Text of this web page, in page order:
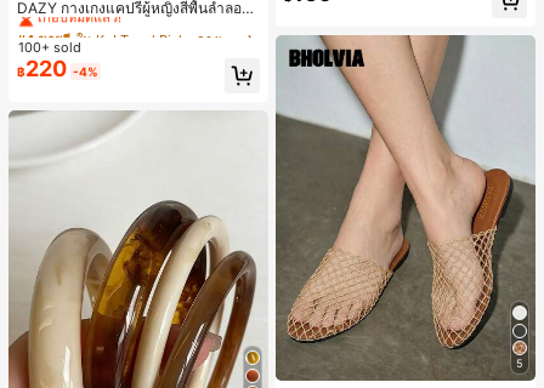
DAZY กางเกงแคปรีผู้หญิงสีพื้นลำลองช
ายระบายฤดูร้อน
เกือบหมดแล้ว!
#4 ขายดี
เกือบหมดแล้ว!
#4 ขายดี
เกือบหมดแล้ว!
#4 ขายดี
ใน K-J Trend Picks กางเกงผู้หญิง
100+ sold
฿220 -4%
5